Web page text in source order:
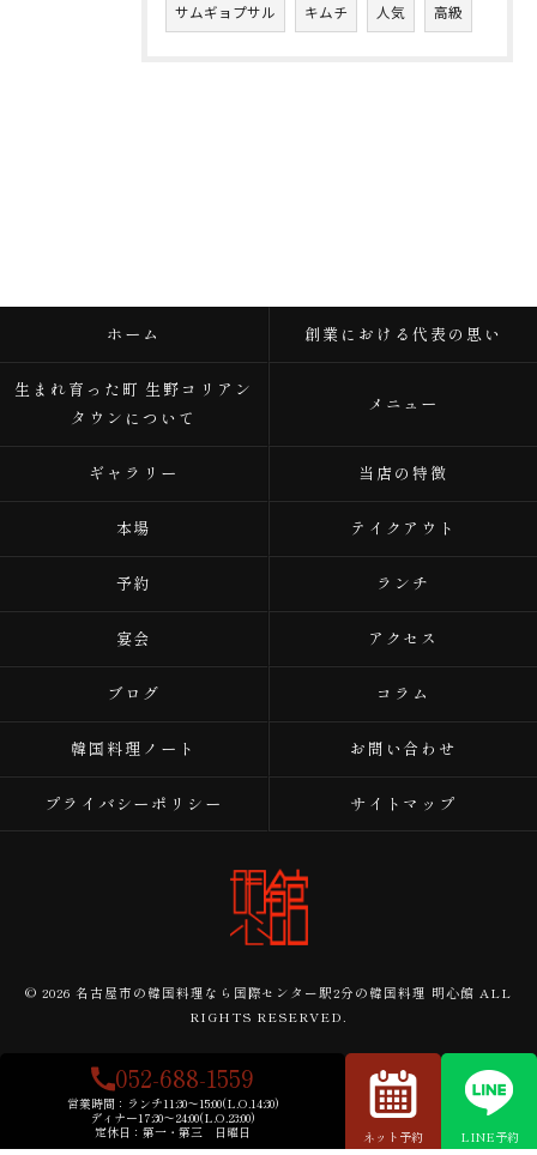
サムギョプサル キムチ 人気 高級
052-688-1559
営業時間： ランチ11:30～15:00(L.O.14:30)
ディナー17:30～24:00(L.O.23:00)
定休日： 第一・第三 日曜日 ネット予約 LINE予約
ホーム 創業における代表の思い
生まれ育った町 生野コリアン
タウンについて
メニュー
ギャラリー 当店の特徴
本場 テイクアウト
予約 ランチ
宴会 アクセス
ブログ コラム
韓国料理ノート お問い合わせ
プライバシーポリシー サイトマップ
© 2026 名古屋市の韓国料理なら国際センター駅2分の韓国料理 明心館 ALL
RIGHTS RESERVED.